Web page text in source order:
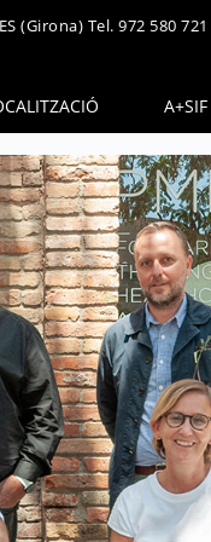
(Girona) Tel. 972 580 721
A+SIF